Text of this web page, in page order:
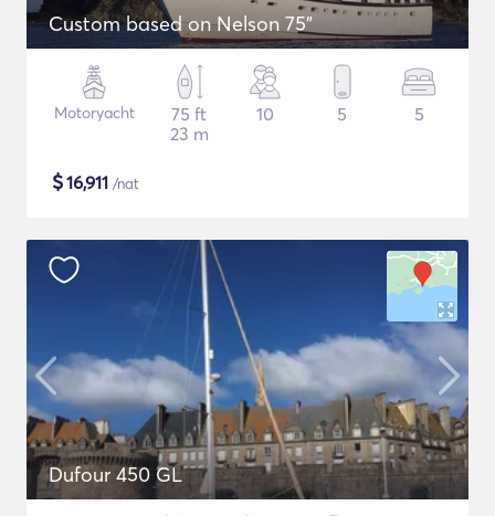
Custom based on Nelson 75"
Motoryacht
75 ft
23 m
10 5 5
$16,911 /nat
Dufour 450 GL